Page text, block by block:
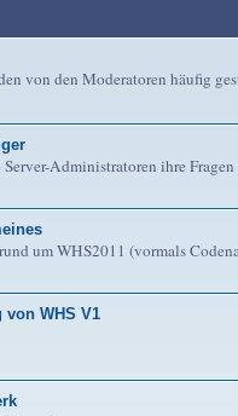
von den Moderatoren häufig
Administratoren ihre
um WHS2011 (vormals
von WHS V1